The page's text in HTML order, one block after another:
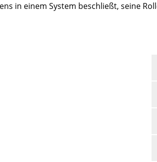
in einem System beschließt, seine